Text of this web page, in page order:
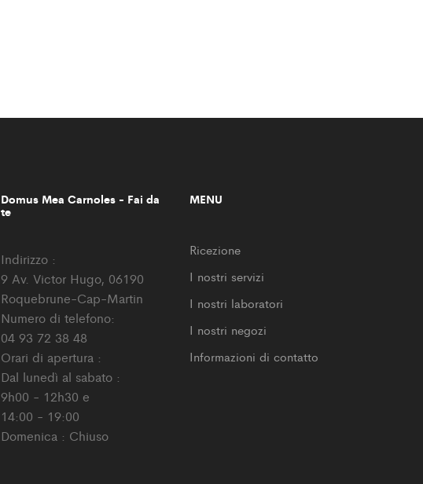
Domus Mea Carnoles - Fai da
te
Indirizzo :
9 Av. Victor Hugo, 06190
Roquebrune-Cap-Martin
Numero di telefono:
04 93 72 38 48
Orari di apertura :
Dal lunedì al sabato :
9h00 - 12h30 e
14:00 - 19:00
Domenica : Chiuso
MENU
Ricezione
I nostri servizi
I nostri laboratori
I nostri negozi
Informazioni di contatto